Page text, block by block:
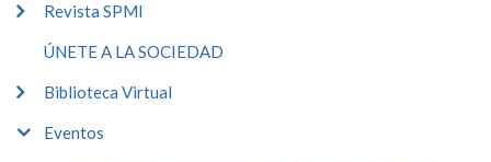
Revista SPMI
ÚNETE A LA SOCIEDAD
Biblioteca Virtual
Eventos